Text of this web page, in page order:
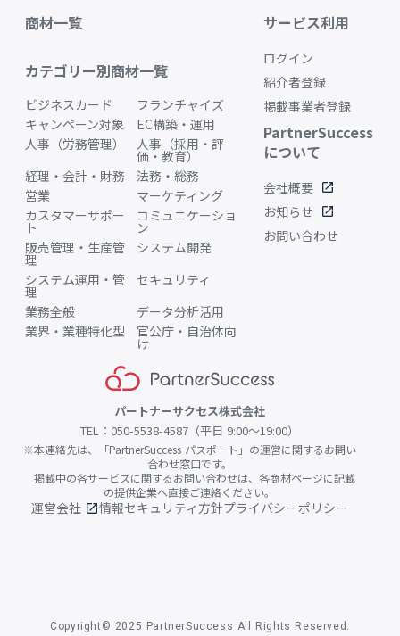
商材一覧
カテゴリー別商材一覧
ビジネスカード
フランチャイズ
キャンペーン対象
EC構築・運用
人事（労務管理）
人事（採用・評
価・教育）
経理・会計・財務
法務・総務
営業
マーケティング
カスタマーサポー
ト
コミュニケーショ
ン
販売管理・生産管
理
システム開発
システム運用・管
理
セキュリティ
業務全般
データ分析活用
業界・業種特化型
官公庁・自治体向
け
サービス利用
ログイン
紹介者登録
掲載事業者登録
PartnerSuccess
について
会社概要 open_in_new
お知らせ open_in_new
お問い合わせ
パートナーサクセス株式会社
TEL：050-5538-4587（平日 9:00〜19:00）
※本連絡先は、「PartnerSuccess パスポート」の運営に関するお問い
合わせ窓口です。
掲載中の各サービスに関するお問い合わせは、各商材ページに記載
の提供企業へ直接ご連絡ください。
運営会社 open_in_new情報セキュリティ方針プライバシーポリシー
Copyright© 2025 PartnerSuccess All Rights Reserved.